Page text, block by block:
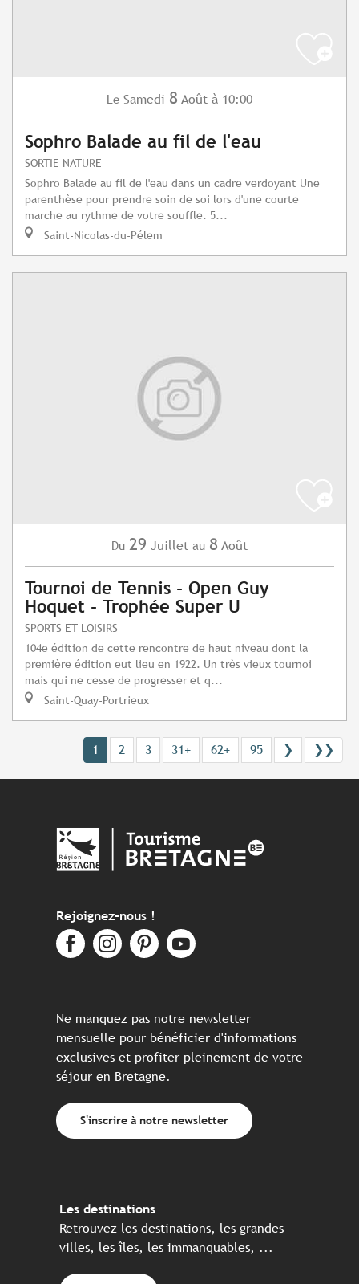
Le Samedi 8 Août à 10:00
Sophro Balade au fil de l'eau
SORTIE NATURE
Sophro Balade au fil de l'eau dans un cadre verdoyant Une
parenthèse pour prendre soin de soi lors d'une courte
marche au rythme de votre souffle. 5...
Saint-Nicolas-du-Pélem
Du 29 Juillet au 8 Août
Tournoi de Tennis - Open Guy
Hoquet - Trophée Super U
SPORTS ET LOISIRS
104e édition de cette rencontre de haut niveau dont la
première édition eut lieu en 1922. Un très vieux tournoi
mais qui ne cesse de progresser et q...
Saint-Quay-Portrieux
1 2 3 31+ 62+ 95 ❯ ❯❯
Rejoignez-nous !
Ne manquez pas notre newsletter
mensuelle pour bénéficier d'informations
exclusives et profiter pleinement de votre
séjour en Bretagne.
S'inscrire à notre newsletter
Les destinations
Retrouvez les destinations, les grandes
villes, les îles, les immanquables, ...